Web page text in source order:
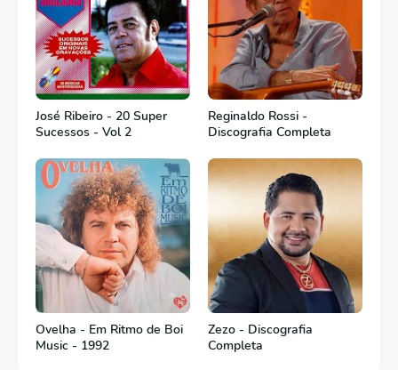
José Ribeiro - 20 Super
Sucessos - Vol 2
Reginaldo Rossi -
Discografia Completa
Ovelha - Em Ritmo de Boi
Music - 1992
Zezo - Discografia
Completa